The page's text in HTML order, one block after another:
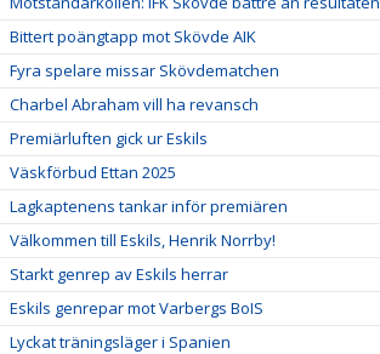
Bittert poängtapp mot Skövde AIK
Fyra spelare missar Skövdematchen
Charbel Abraham vill ha revansch
Premiärluften gick ur Eskils
Väskförbud Ettan 2025
Lagkaptenens tankar inför premiären
Välkommen till Eskils, Henrik Norrby!
Starkt genrep av Eskils herrar
Eskils genrepar mot Varbergs BoIS
Lyckat träningsläger i Spanien